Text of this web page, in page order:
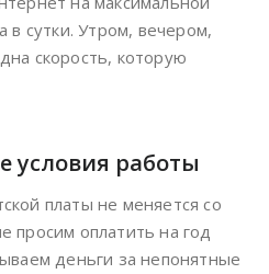
в сутки. Утром, вечером,
скорость, которую
условия работы
платы не меняется со
просим оплатить на год
деньги за непонятные